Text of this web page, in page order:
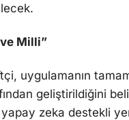
Milli”
uygulamanın
geliştirildiğini
zeka destekli